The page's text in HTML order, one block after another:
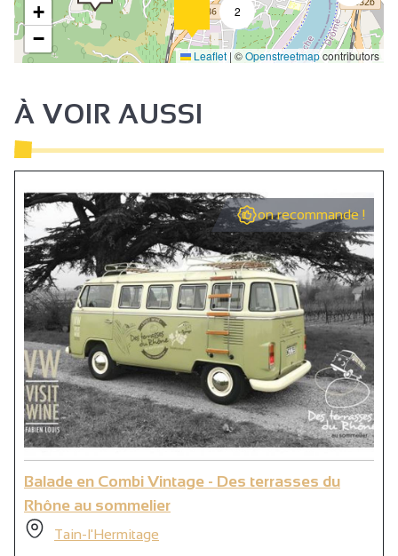
2
+
−
Leaflet |©Openstreetmapcontributors
À VOIR AUSSI
on recommande !
Balade en Combi Vintage - Des terrasses du
Rhône au sommelier
Tain-l'Hermitage